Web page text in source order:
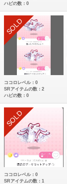
ハピの数：0
SOLD
ココロレベル：0
SRアイテムの数：2
ハピの数：0
SOLD
ココロレベル：0
SRアイテムの数：1